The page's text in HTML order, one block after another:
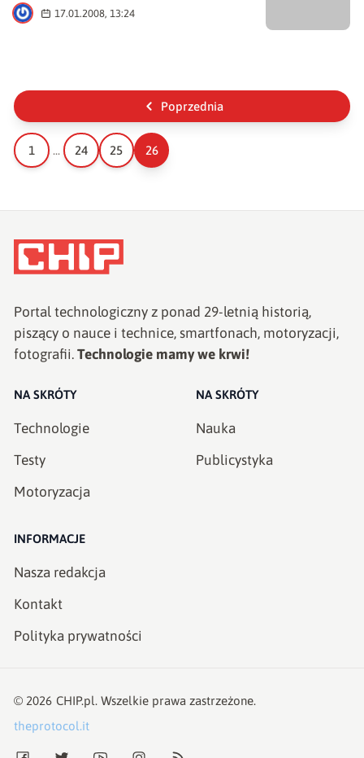
K
17.01.2008, 13:24
Poprzednia
1 ... 24 25 26
Portal technologiczny z ponad 29-letnią historią,
piszący o nauce i technice, smartfonach, motoryzacji,
fotografii. Technologie mamy we krwi!
NA SKRÓTY
Technologie
Testy
Motoryzacja
NA SKRÓTY
Nauka
Publicystyka
INFORMACJE
Nasza redakcja
Kontakt
Polityka prywatności
© 2026 CHIP.pl. Wszelkie prawa zastrzeżone.
theprotocol.it